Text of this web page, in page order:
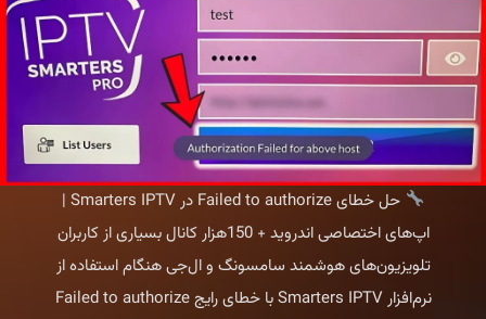
حل خطای Failed to authorize در Smarters IPTV |
اپ‌های اختصاصی اندروید + 150هزار کانال بسیاری از کاربران
تلویزیون‌های هوشمند سامسونگ و ال‌جی هنگام استفاده از
نرم‌افزار Smarters IPTV با خطای رایج Failed to authorize